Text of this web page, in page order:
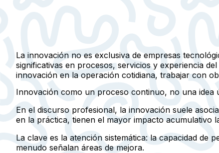
La innovación no es exclusiva de empresas
significativas en procesos, servicios y experiencia
innovación en la operación cotidiana, trabajar con
Innovación como un proceso continuo, no una idea
En el discurso profesional, la innovación suele
en la práctica, tienen el mayor impacto acumulativo
La clave es la atención sistemática: la capacidad de
menudo señalan áreas de mejora.